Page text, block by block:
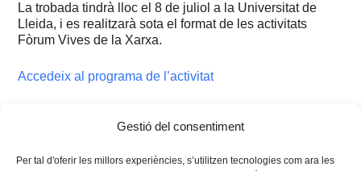
Gestió del consentiment
Per tal d'oferir les millors experiències, s’utilitzen tecnologies com ara les
La trobada tindrà lloc el 8 de juliol a la Universitat de
Lleida, i es realitzarà sota el format de les activitats
Fòrum Vives de la Xarxa.
Accedeix al programa de l’activitat
Fòrum Vives